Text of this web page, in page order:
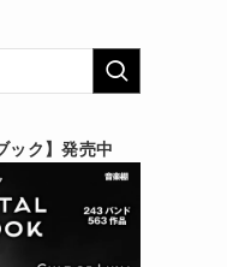
ック】発売中